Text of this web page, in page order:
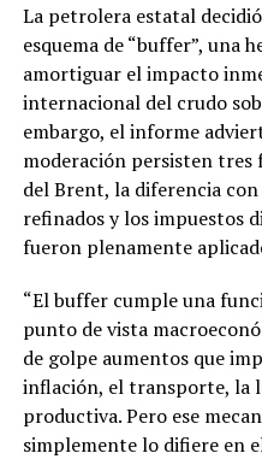
La petrolera estatal
esquema de “buffer”, una
amortiguar el impacto
internacional del crudo
embargo, el informe
moderación persisten tres
del Brent, la diferencia
refinados y los impuestos
fueron plenamente
“El buffer cumple una
punto de vista
de golpe aumentos que
inflación, el transporte, la
productiva. Pero ese
simplemente lo difiere en